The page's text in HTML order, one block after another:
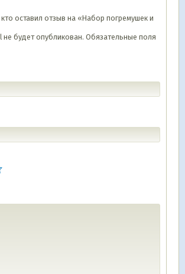
оставил отзыв на «Набор погремушек и
будет опубликован. Обязательные поля